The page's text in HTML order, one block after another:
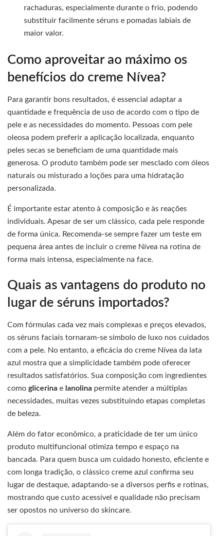
rachaduras, especialmente durante o frio, podendo
substituir facilmente séruns e pomadas labiais de
maior valor.
Como aproveitar ao máximo os
benefícios do creme Nívea?
Para garantir bons resultados, é essencial adaptar a
quantidade e frequência de uso de acordo com o tipo de
pele e as necessidades do momento. Pessoas com pele
oleosa podem preferir a aplicação localizada, enquanto
peles secas se beneficiam de uma quantidade mais
generosa. O produto também pode ser mesclado com óleos
naturais ou misturado a loções para uma hidratação
personalizada.
É importante estar atento à composição e às reações
individuais. Apesar de ser um clássico, cada pele responde
de forma única. Recomenda-se sempre fazer um teste em
pequena área antes de incluir o creme Nívea na rotina de
forma mais intensa, especialmente na face.
Quais as vantagens do produto no
lugar de séruns importados?
Com fórmulas cada vez mais complexas e preços elevados,
os séruns faciais tornaram-se símbolo de luxo nos cuidados
com a pele. No entanto, a eficácia do creme Nívea da lata
azul mostra que a simplicidade também pode oferecer
resultados satisfatórios. Sua composição com ingredientes
como glicerina e lanolina permite atender a múltiplas
necessidades, muitas vezes substituindo etapas completas
de beleza.
Além do fator econômico, a praticidade de ter um único
produto multifuncional otimiza tempo e espaço na
bancada. Para quem busca um cuidado honesto, eficiente e
com longa tradição, o clássico creme azul confirma seu
lugar de destaque, adaptando-se a diversos perfis e rotinas,
mostrando que custo acessível e qualidade não precisam
ser opostos no universo do skincare.